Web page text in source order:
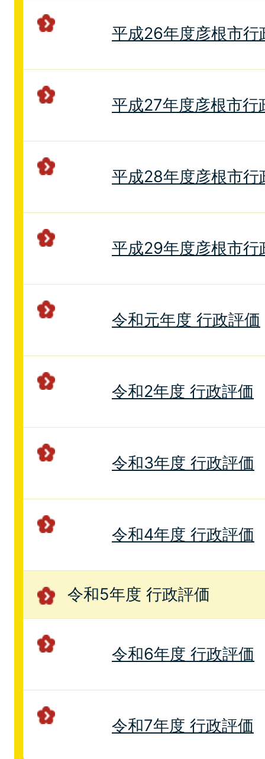
平成26年度彦根市行
平成27年度彦根市行
平成28年度彦根市行
平成29年度彦根市行
令和元年度 行政評価
令和2年度 行政評価
令和3年度 行政評価
令和4年度 行政評価
令和5年度 行政評価
令和6年度 行政評価
令和7年度 行政評価